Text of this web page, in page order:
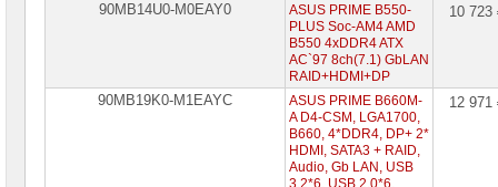
90MB14U0-M0EAY0
ASUS PRIME B550-
PLUS Soc-AM4 AMD
B550 4xDDR4 ATX
AC`97 8ch(7.1) GbLAN
RAID+HDMI+DP
10
90MB19K0-M1EAYC
ASUS PRIME B660M-
A D4-CSM, LGA1700,
B660, 4*DDR4, DP+ 2*
HDMI, SATA3 + RAID,
Audio, Gb LAN, USB
3.2*6, USB 2.0*6,
12